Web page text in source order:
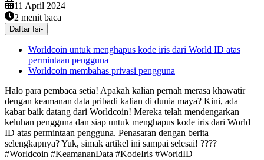
11 April 2024
2 menit baca
Daftar Isi-
Worldcoin untuk menghapus kode iris dari World ID atas
permintaan pengguna
Worldcoin membahas privasi pengguna
Halo para pembaca setia! Apakah kalian pernah merasa khawatir
dengan keamanan data pribadi kalian di dunia maya? Kini, ada
kabar baik datang dari Worldcoin! Mereka telah mendengarkan
keluhan pengguna dan siap untuk menghapus kode iris dari World
ID atas permintaan pengguna. Penasaran dengan berita
selengkapnya? Yuk, simak artikel ini sampai selesai! ????
#Worldcoin #KeamananData #KodeIris #WorldID